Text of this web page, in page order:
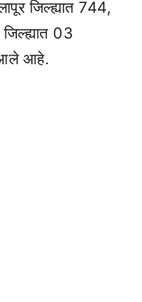
जिल्ह्यात 744,
03
आले आहे.